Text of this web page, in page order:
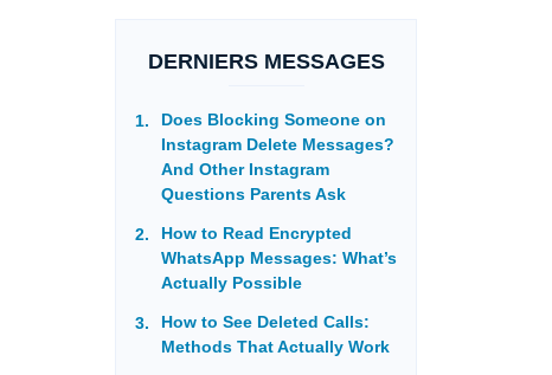
DERNIERS MESSAGES
Does Blocking Someone on
Instagram Delete Messages?
And Other Instagram
Questions Parents Ask
How to Read Encrypted
WhatsApp Messages: What’s
Actually Possible
How to See Deleted Calls:
Methods That Actually Work